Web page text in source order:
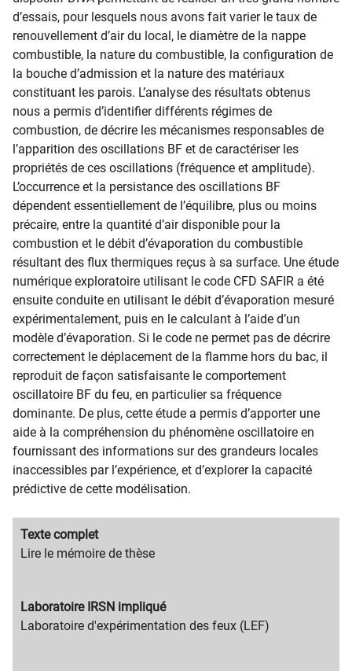
d’essais, pour lesquels nous avons fait varier le taux de
renouvellement d’air du local, le diamètre de la nappe
combustible, la nature du combustible, la configuration de
la bouche d’admission et la nature des matériaux
constituant les parois. L’analyse des résultats obtenus
nous a permis d’identifier différents régimes de
combustion, de décrire les mécanismes responsables de
l’apparition des oscillations BF et de caractériser les
propriétés de ces oscillations (fréquence et amplitude).
L’occurrence et la persistance des oscillations BF
dépendent essentiellement de l’équilibre, plus ou moins
précaire, entre la quantité d’air disponible pour la
combustion et le débit d’évaporation du combustible
résultant des flux thermiques reçus à sa surface. Une étude
numérique exploratoire utilisant le code CFD SAFIR a été
ensuite conduite en utilisant le débit d’évaporation mesuré
expérimentalement, puis en le calculant à l’aide d’un
modèle d’évaporation. Si le code ne permet pas de décrire
correctement le déplacement de la flamme hors du bac, il
reproduit de façon satisfaisante le comportement
oscillatoire BF du feu, en particulier sa fréquence
dominante. De plus, cette étude a permis d’apporter une
aide à la compréhension du phénomène oscillatoire en
fournissant des informations sur des grandeurs locales
inaccessibles par l’expérience, et d’explorer la capacité
prédictive de cette modélisation.
Migration
content
Texte complet
Migration
Lire le mémoire de thèse
Migration
content
Laboratoire IRSN impliqué
Migration
Laboratoire d'expérimentation des feux (LEF)